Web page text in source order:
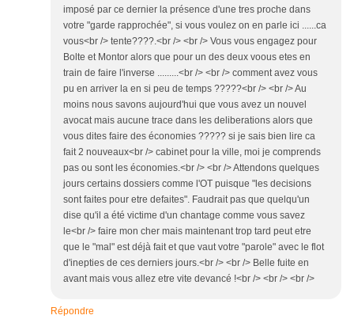
imposé par ce dernier la présence d'une tres proche dans
votre "garde rapprochée", si vous voulez on en parle ici ......ca
vous<br /> tente????.<br /> <br /> Vous vous engagez pour
Bolte et Montor alors que pour un des deux voous etes en
train de faire l'inverse .........<br /> <br /> comment avez vous
pu en arriver la en si peu de temps ?????<br /> <br /> Au
moins nous savons aujourd'hui que vous avez un nouvel
avocat mais aucune trace dans les deliberations alors que
vous dites faire des économies ????? si je sais bien lire ca
fait 2 nouveaux<br /> cabinet pour la ville, moi je comprends
pas ou sont les économies.<br /> <br /> Attendons quelques
jours certains dossiers comme l'OT puisque "les decisions
sont faites pour etre defaites". Faudrait pas que quelqu'un
dise qu'il a été victime d'un chantage comme vous savez
le<br /> faire mon cher mais maintenant trop tard peut etre
que le "mal" est déjà fait et que vaut votre "parole" avec le flot
d'inepties de ces derniers jours.<br /> <br /> Belle fuite en
avant mais vous allez etre vite devancé !<br /> <br /> <br />
Répondre